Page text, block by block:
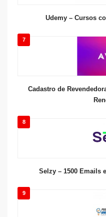
Udemy – Cursos
7
Cadastro de
8
Selzy – 1500 Emails
9